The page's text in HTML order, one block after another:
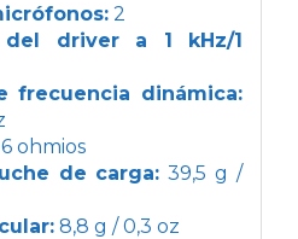
2
del driver a 1 kHz/1
frecuencia dinámica:
ohmios
de carga: 39,5 g /
8,8 g / 0,3 oz